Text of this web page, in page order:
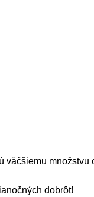
väčšiemu množstvu
dobrôt!